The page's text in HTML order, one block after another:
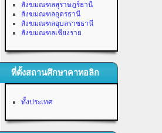
สังฆมณฑลสุราษฎร์ธานี
สังฆมณฑลอุดรธานี
สังฆมณฑลอุบลราชธานี
สังฆมณฑลเชียงราย
ที่ตั้งสถานศึกษาคาทอลิก
ทั้งประเทศ